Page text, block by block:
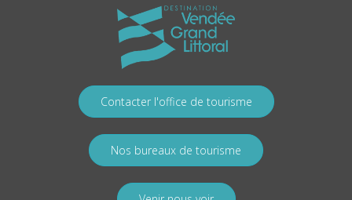
Contacter l'office de tourisme
Nos bureaux de tourisme